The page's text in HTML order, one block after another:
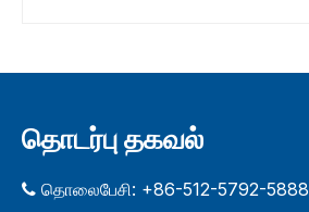
தொடர்பு தகவல்
 தொலைபேசி: +86-512-5792-5888